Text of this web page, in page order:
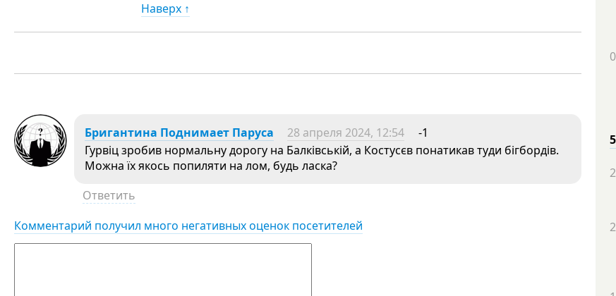
Наверх ↑
Бригантина Поднимает Паруса 28 апреля 2024, 12:54
-1
Гурвіц зробив нормальну дорогу на Балківській, а Костусєв понатикав туди бігбордів.
Можна їх якось попиляти на лом, будь ласка?
Ответить
Комментарий получил много негативных оценок посетителей